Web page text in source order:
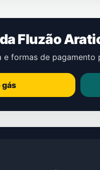
Fluzão
e formas de pagamento
gás